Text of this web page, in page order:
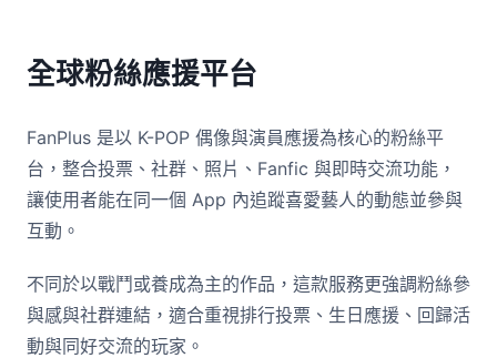
全球粉絲應援平台
FanPlus 是以 K-POP 偶像與演員應援為核心的粉絲平
台，整合投票、社群、照片、Fanfic 與即時交流功能，
讓使用者能在同一個 App 內追蹤喜愛藝人的動態並參與
互動。
不同於以戰鬥或養成為主的作品，這款服務更強調粉絲參
與感與社群連結，適合重視排行投票、生日應援、回歸活
動與同好交流的玩家。